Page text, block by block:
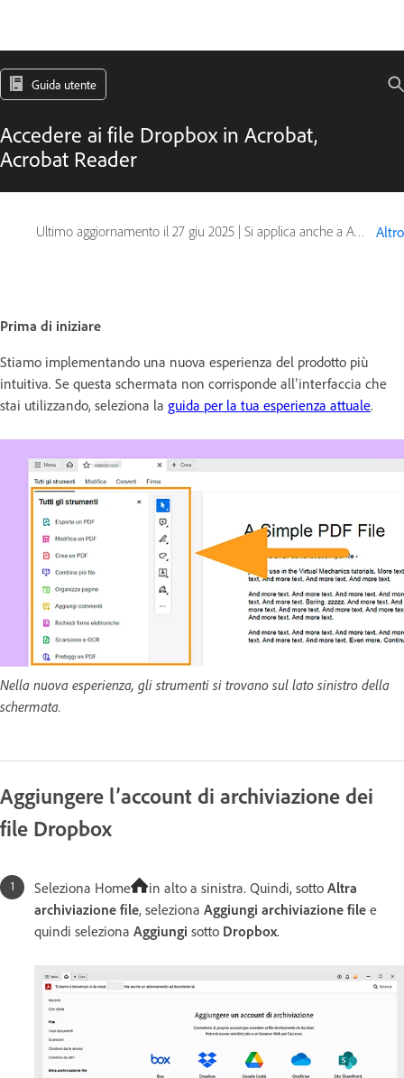
Guida utente
Accedere ai file Dropbox in Acrobat,
Acrobat Reader
Ultimo aggiornamento il 27 giu 2025 | Si applica anche a Acrobat Reader, Adobe Acrobat 2017, Adobe Acrobat 2020 Altro
Prima di iniziare
Stiamo implementando una nuova esperienza del prodotto più
intuitiva. Se questa schermata non corrisponde all’interfaccia che
stai utilizzando, seleziona la guida per la tua esperienza attuale.
Nella nuova esperienza, gli strumenti si trovano sul lato sinistro della
schermata.
Aggiungere l’account di archiviazione dei
file Dropbox
Seleziona Home in alto a sinistra. Quindi, sotto Altra
archiviazione file, seleziona Aggiungi archiviazione file e
quindi seleziona Aggiungi sotto Dropbox.